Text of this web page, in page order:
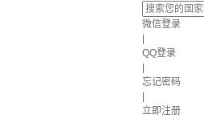
微信登录
QQ登录
忘记密码
立即注册